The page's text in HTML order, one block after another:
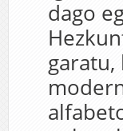
dago
garatu,